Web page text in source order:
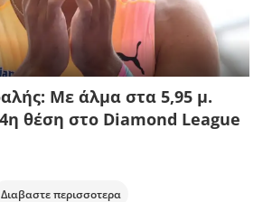
Με άλμα στα 5,95 μ.
θέση στο Diamond League
Διαβαστε περισσοτερα